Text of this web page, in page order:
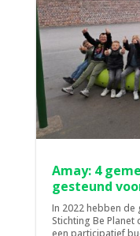
Amay: 4
gesteund
In 2022 hebben de
Stichting Be